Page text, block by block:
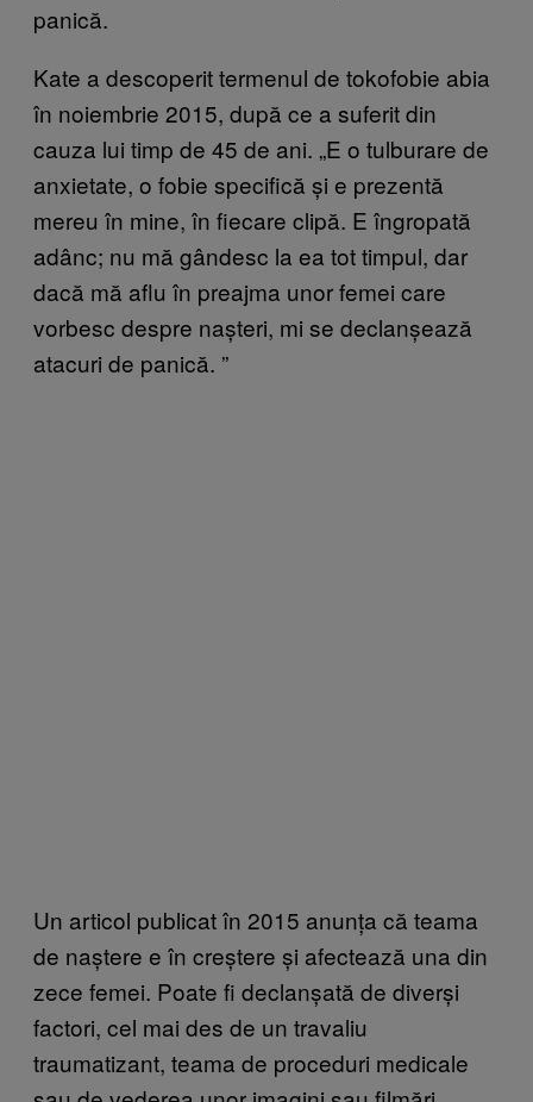
panică.
Kate a descoperit termenul de tokofobie abia
în noiembrie 2015, după ce a suferit din
cauza lui timp de 45 de ani. „E o tulburare de
anxietate, o fobie specifică și e prezentă
mereu în mine, în fiecare clipă. E îngropată
adânc; nu mă gândesc la ea tot timpul, dar
dacă mă aflu în preajma unor femei care
vorbesc despre nașteri, mi se declanșează
atacuri de panică. ”
Un articol publicatîn 2015 anunța că teama
de naștere e în creștere și afectează una din
zece femei. Poate fi declanșată de diverși
factori, cel mai des de un travaliu
traumatizant, teama de proceduri medicale